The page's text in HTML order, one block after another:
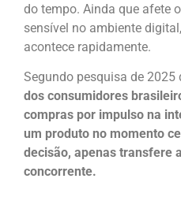
do tempo. Ainda que afete
sensível no ambiente
acontece rapidamente.
Segundo pesquisa de 2025
dos consumidores
compras por impulso na
um produto no momento
decisão, apenas transfere
concorrente.